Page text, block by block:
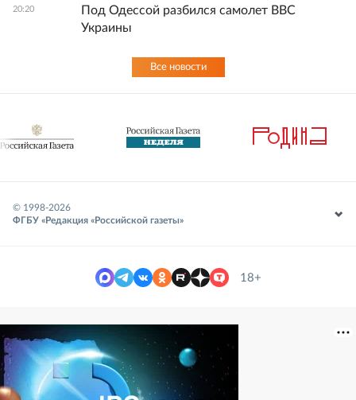
20:20
Под Одессой разбился самолет ВВС
Украины
Все новости
© 1998-2026
ФГБУ «Редакция «Российской газеты»
18+